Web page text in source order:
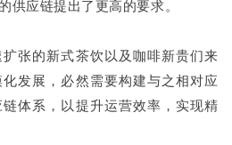
供应链提出了更高的要求。
张的新式茶饮以及咖啡新贵们来
发展，必然需要构建与之相对应
体系，以提升运营效率，实现精